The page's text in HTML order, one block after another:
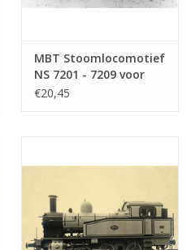
MBT Stoomlocomotief
NS 7201 - 7209 voor
spoor 0 -
€20,45